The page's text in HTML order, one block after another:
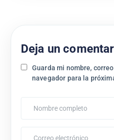
Deja un
Guarda mi nombre,
navegador para la